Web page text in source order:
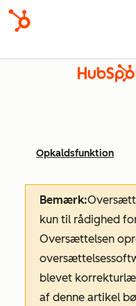
Opkaldsfunktion
Bemærk:
kun til rådighed
Oversættelsen
blevet
af denne artikel